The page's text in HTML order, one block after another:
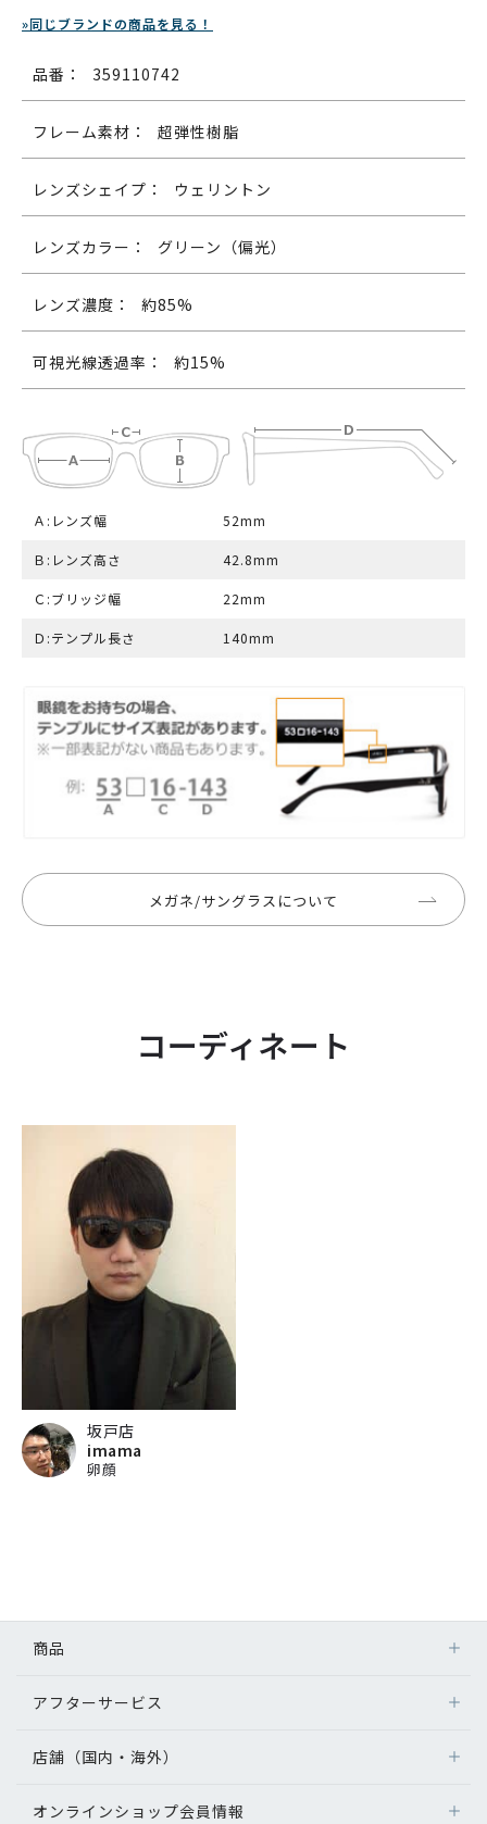
»同じブランドの商品を見る！
品番： 359110742
フレーム素材： 超弾性樹脂
レンズシェイプ： ウェリントン
レンズカラー： グリーン（偏光）
レンズ濃度： 約85%
可視光線透過率： 約15%
Ａ:レンズ幅 52mm
Ｂ:レンズ高さ 42.8mm
Ｃ:ブリッジ幅 22mm
Ｄ:テンプル長さ 140mm
メガネ/サングラスについて
コーディネート
坂戸店
imama
卵顔
商品
アフターサービス
店舗（国内・海外）
オンラインショップ会員情報